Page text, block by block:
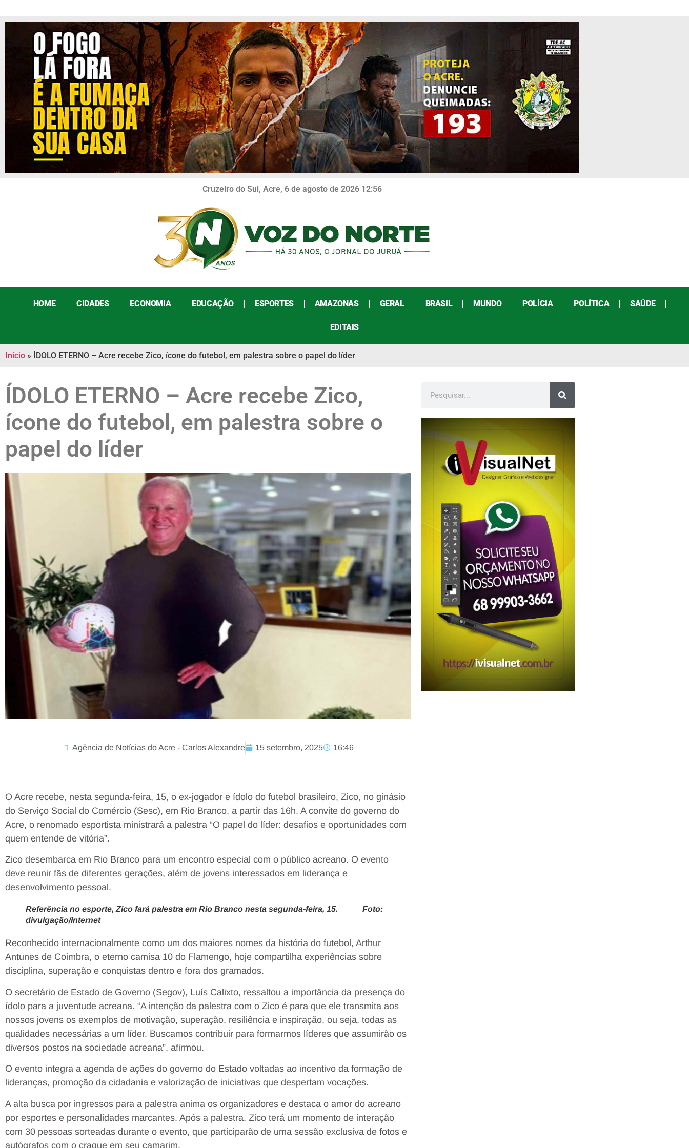
Cruzeiro do Sul, Acre, 6 de agosto de 2026 12:56
HOME CIDADES ECONOMIA EDUCAÇÃO ESPORTES AMAZONAS GERAL BRASIL MUNDO POLÍCIA POLÍTICA SAÚDE
EDITAIS
Início » ÍDOLO ETERNO – Acre recebe Zico, ícone do futebol, em palestra sobre o papel do líder
ÍDOLO ETERNO – Acre recebe Zico,
ícone do futebol, em palestra sobre o
papel do líder
Agência de Notícias do Acre - Carlos Alexandre 15 setembro, 2025 16:46
O Acre recebe, nesta segunda-feira, 15, o ex-jogador e ídolo do futebol brasileiro, Zico, no ginásio
do Serviço Social do Comércio (Sesc), em Rio Branco, a partir das 16h. A convite do governo do
Acre, o renomado esportista ministrará a palestra “O papel do líder: desafios e oportunidades com
quem entende de vitória”.
Zico desembarca em Rio Branco para um encontro especial com o público acreano. O evento
deve reunir fãs de diferentes gerações, além de jovens interessados em liderança e
desenvolvimento pessoal.
Referência no esporte, Zico fará palestra em Rio Branco nesta segunda-feira, 15. Foto:
divulgação/Internet
Reconhecido internacionalmente como um dos maiores nomes da história do futebol, Arthur
Antunes de Coimbra, o eterno camisa 10 do Flamengo, hoje compartilha experiências sobre
disciplina, superação e conquistas dentro e fora dos gramados.
O secretário de Estado de Governo (Segov), Luís Calixto, ressaltou a importância da presença do
ídolo para a juventude acreana. “A intenção da palestra com o Zico é para que ele transmita aos
nossos jovens os exemplos de motivação, superação, resiliência e inspiração, ou seja, todas as
qualidades necessárias a um líder. Buscamos contribuir para formarmos líderes que assumirão os
diversos postos na sociedade acreana”, afirmou.
O evento integra a agenda de ações do governo do Estado voltadas ao incentivo da formação de
lideranças, promoção da cidadania e valorização de iniciativas que despertam vocações.
A alta busca por ingressos para a palestra anima os organizadores e destaca o amor do acreano
por esportes e personalidades marcantes. Após a palestra, Zico terá um momento de interação
com 30 pessoas sorteadas durante o evento, que participarão de uma sessão exclusiva de fotos e
autógrafos com o craque em seu camarim.